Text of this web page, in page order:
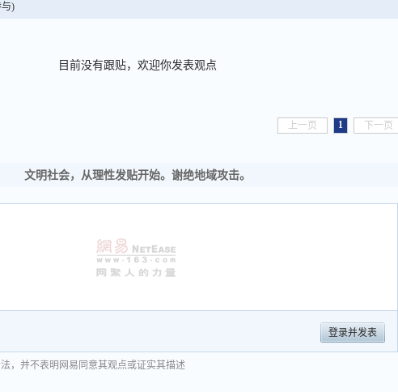
)
目前没有跟贴，欢迎你发表观点
上一页 1 下一页
文明社会，从理性发贴开始。谢绝地域攻击。
登录并发表
，并不表明网易同意其观点或证实其描述